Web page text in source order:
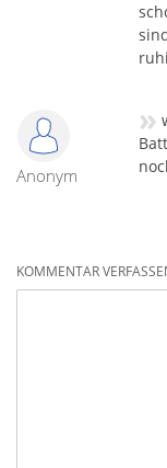
Anonym
»
KOMMENTAR